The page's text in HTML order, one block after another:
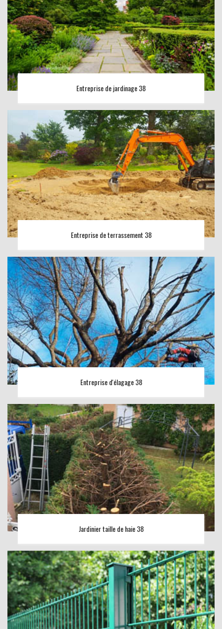
Entreprise de jardinage 38
Entreprise de terrassement 38
Entreprise d'élagage 38
Jardinier taille de haie 38